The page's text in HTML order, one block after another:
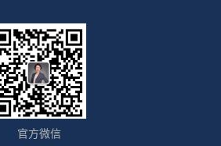
官方微信